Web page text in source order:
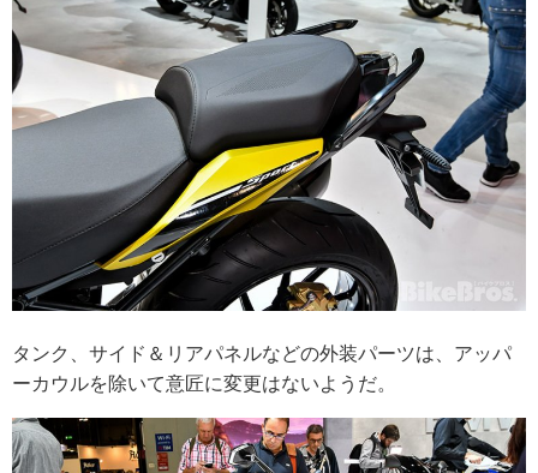
タンク、サイド＆リアパネルなどの外装パーツは、アッパ
ーカウルを除いて意匠に変更はないようだ。